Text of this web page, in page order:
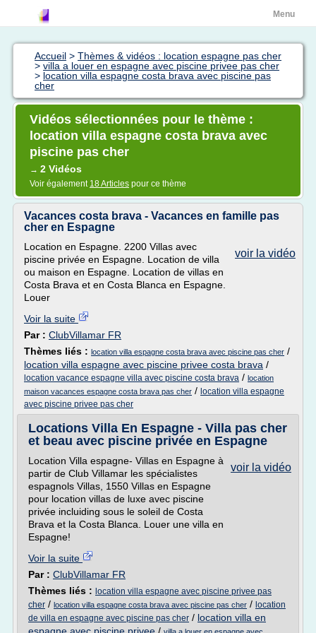
Menu
Accueil > Thèmes & vidéos : location espagne pas cher
> villa a louer en espagne avec piscine privee pas cher
> location villa espagne costa brava avec piscine pas
cher
Vidéos sélectionnées pour le thème :
location villa espagne costa brava avec
piscine pas cher
→ 2 Vidéos
Voir également 18 Articles pour ce thème
Vacances costa brava - Vacances en famille pas
cher en Espagne
voir la vidéo
Location en Espagne. 2200 Villas avec
piscine privée en Espagne. Location de villa
ou maison en Espagne. Location de villas en
Costa Brava et en Costa Blanca en Espagne.
Louer
Voir la suite
Par : ClubVillamar FR
Thèmes liés : location villa espagne costa brava avec piscine pas cher /
location villa espagne avec piscine privee costa brava /
location vacance espagne villa avec piscine costa brava / location
maison vacances espagne costa brava pas cher / location villa espagne
avec piscine privee pas cher
Locations Villa En Espagne - Villa pas cher
et beau avec piscine privée en Espagne
voir la vidéo
Location Villa espagne- Villas en Espagne à
partir de Club Villamar les spécialistes
espagnols Villas, 1550 Villas en Espagne
pour location villas de luxe avec piscine
privée incluiding sous le soleil de Costa
Brava et la Costa Blanca. Louer une villa en
Espagne!
Voir la suite
Par : ClubVillamar FR
Thèmes liés : location villa espagne avec piscine privee pas
cher / location villa espagne costa brava avec piscine pas cher / location
de villa en espagne avec piscine pas cher / location villa en